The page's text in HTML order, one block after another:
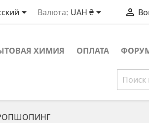
 Валюта: UAH ₴ 
ХИМИЯ ОПЛАТА